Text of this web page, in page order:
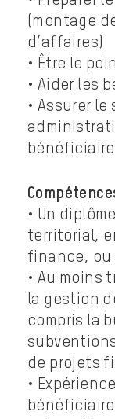
(montage
d’affaires)
• Être le
• Aider les
• Assurer
• Un
territorial,
finance, ou
• Au moins
la gestion
compris la
de projets
•